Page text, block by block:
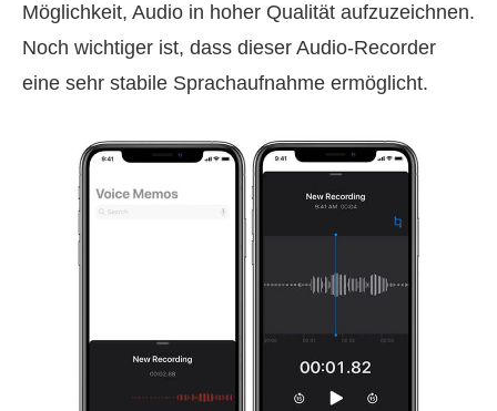
Möglichkeit, Audio in hoher Qualität aufzuzeichnen.
Noch wichtiger ist, dass dieser Audio‑Recorder
eine sehr stabile Sprachaufnahme ermöglicht.